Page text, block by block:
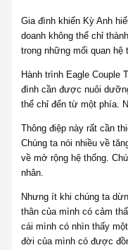
Gia đình khiến Kỳ Anh
doanh không thể chỉ
trong những mối quan hệ
Hành trình Eagle Couple
đình cần được nuôi
thể chỉ đến từ một phía.
Thông điệp này rất cần
Chúng ta nói nhiều về
về mở rộng hệ thống.
nhân.
Nhưng ít khi chúng ta
thân của mình có cảm
cái mình có nhìn thấy
đời của mình có được